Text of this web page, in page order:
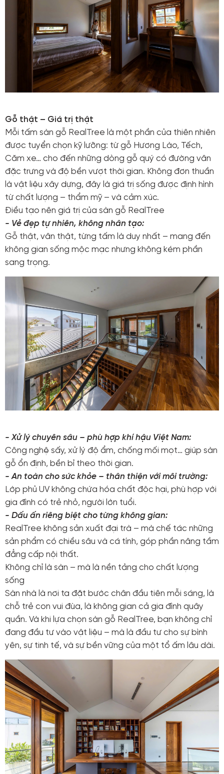
Gỗ thật – Giá trị thật
Mỗi tấm sàn gỗ RealTree là một phần của thiên nhiên
được tuyển chọn kỹ lưỡng: từ gỗ Hương Lào, Tếch,
Căm xe… cho đến những dòng gỗ quý có đường vân
đặc trưng và độ bền vượt thời gian. Không đơn thuần
là vật liệu xây dựng, đây là giá trị sống được định hình
từ chất lượng – thẩm mỹ – và cảm xúc.
Điều tạo nên giá trị của sàn gỗ RealTree
- Vẻ đẹp tự nhiên, không nhân tạo:
Gỗ thật, vân thật, từng tấm là duy nhất – mang đến
không gian sống mộc mạc nhưng không kém phần
sang trọng.
- Xử lý chuyên sâu – phù hợp khí hậu Việt Nam:
Công nghệ sấy, xử lý độ ẩm, chống mối mọt… giúp sàn
gỗ ổn định, bền bỉ theo thời gian.
- An toàn cho sức khỏe – thân thiện với môi trường:
Lớp phủ UV không chứa hóa chất độc hại, phù hợp với
gia đình có trẻ nhỏ, người lớn tuổi.
- Dấu ấn riêng biệt cho từng không gian:
RealTree không sản xuất đại trà – mà chế tác những
sản phẩm có chiều sâu và cá tính, góp phần nâng tầm
đẳng cấp nội thất.
Không chỉ là sàn – mà là nền tảng cho chất lượng
sống
Sàn nhà là nơi ta đặt bước chân đầu tiên mỗi sáng, là
chỗ trẻ con vui đùa, là không gian cả gia đình quây
quần. Và khi lựa chọn sàn gỗ RealTree, bạn không chỉ
đang đầu tư vào vật liệu – mà là đầu tư cho sự bình
yên, sự tinh tế, và sự bền vững của một tổ ấm lâu dài.